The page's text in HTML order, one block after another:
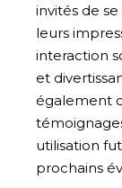
invités de
leurs
interaction
et
également
utilisation
prochains